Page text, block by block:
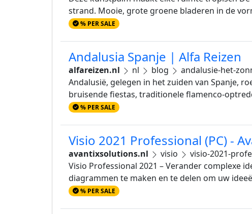
strand. Mooie, grote groene bladeren in de
% PER SALE
Andalusia Spanje | Alfa Reizen
alfareizen.nl nl blog
andalusie-het-
Andalusië, gelegen in het zuiden van Spanje,
bruisende fiestas, traditionele flamenco-
% PER SALE
Visio 2021 Professional (PC) -
avantixsolutions.nl visio
visio-2021-
Visio Professional 2021 – Verander complexe
diagrammen te maken en te delen om uw
% PER SALE